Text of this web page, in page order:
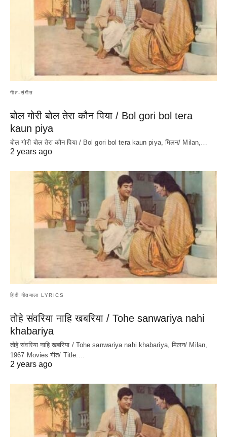
गीत-संगीत
बोल गोरी बोल तेरा कौन पिया / Bol gori bol tera
kaun piya
बोल गोरी बोल तेरा कौन पिया / Bol gori bol tera kaun piya, मिलन/ Milan,…
2 years ago
हिंदी गीतमाला LYRICS
तोहे संवरिया नाहि खबरिया / Tohe sanwariya nahi
khabariya
तोहे संवरिया नाहि खबरिया / Tohe sanwariya nahi khabariya, मिलन/ Milan,
1967 Movies गीत/ Title:…
2 years ago